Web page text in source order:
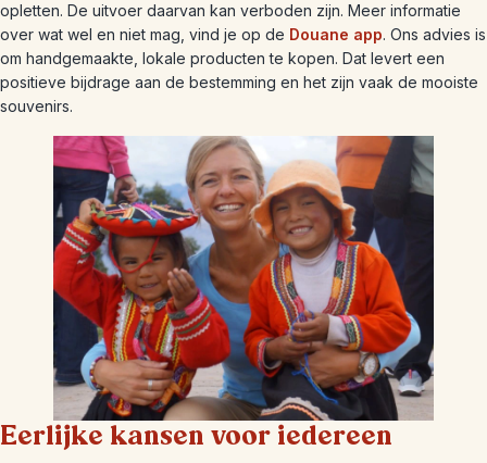
opletten. De uitvoer daarvan kan verboden zijn. Meer informatie
over wat wel en niet mag, vind je op de Douane app. Ons advies is
om handgemaakte, lokale producten te kopen. Dat levert een
positieve bijdrage aan de bestemming en het zijn vaak de mooiste
souvenirs.
Eerlijke kansen voor iedereen